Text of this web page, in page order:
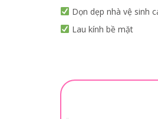
Dọn dẹp nhà vệ sinh
Lau kính bề mặt